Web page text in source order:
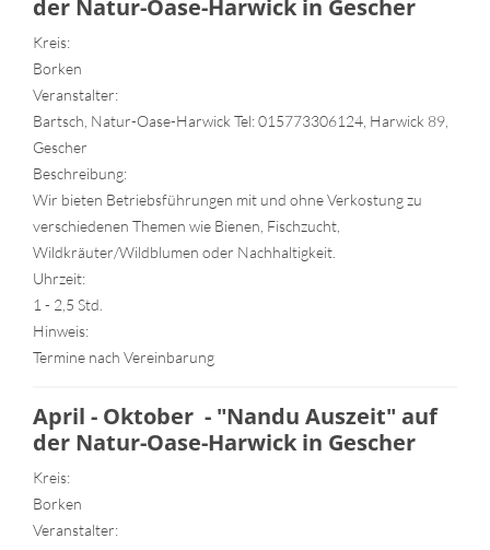
der Natur-Oase-Harwick in Gescher
Kreis:
Borken
Veranstalter:
Bartsch, Natur-Oase-Harwick Tel: 015773306124, Harwick 89,
Gescher
Beschreibung:
Wir bieten Betriebsführungen mit und ohne Verkostung zu
verschiedenen Themen wie Bienen, Fischzucht,
Wildkräuter/Wildblumen oder Nachhaltigkeit.
Uhrzeit:
1 - 2,5 Std.
Hinweis:
Termine nach Vereinbarung
April - Oktober - "Nandu Auszeit" auf
der Natur-Oase-Harwick in Gescher
Kreis:
Borken
Veranstalter: